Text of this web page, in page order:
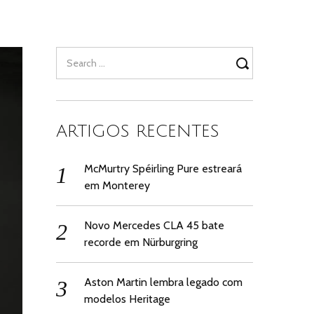
for:
ARTIGOS RECENTES
McMurtry Spéirling Pure estreará
em Monterey
Novo Mercedes CLA 45 bate
recorde em Nürburgring
Aston Martin lembra legado com
modelos Heritage